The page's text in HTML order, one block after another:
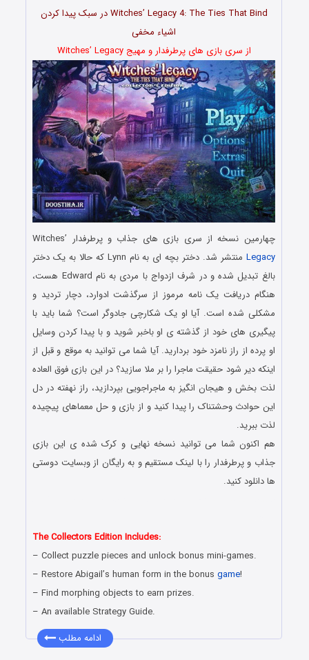
Witches’ Legacy 4: The Ties That Bind در سبک پیدا کردن
اشیاء مخفی
از سری بازی های پرطرفدار و مهیج Witches’ Legacy
چهارمین نسخه از سری بازی های جذاب و پرطرفدار Witches’
Legacy
منتشر شد. دختر بچه ای به نام Lynn که حالا به یک دختر
بالغ تبدیل شده و در شرف ازدواج با مردی به نام Edward هست،
هنگام دریافت یک نامه مرموز از سرگذشت ادوارد، دچار تردید و
مشکلی شده است. آیا او یک شکارچی جادوگر است؟ شما باید با
پیگیری های خود از گذشته ی او باخبر شوید و با پیدا کردن وسایل
او پرده از راز نامزد خود بردارید. آیا شما می توانید به موقع و قبل از
اینکه دیر شود حقیقت ماجرا را بر ملا سازید؟ در این بازی فوق العاده
لذت بخش و هیجان انگیز به ماجراجویی بپردازید، راز نهفته در دل
این حوادث وحشتناک را پیدا کنید و از بازی و حل معماهای پیچیده
لذت ببرید.
هم اکنون شما می توانید نسخه نهایی و کرک شده ی این بازی
جذاب و پرطرفدار را با لینک مستقیم و به رایگان از وبسایت دوستی
ها دانلود کنید.
The Collectors Edition Includes:
– Collect puzzle pieces and unlock bonus mini-games.
– Restore Abigail’s human form in the bonusgame!
– Find morphing objects to earn prizes.
– An available Strategy Guide.
ادامه مطلب